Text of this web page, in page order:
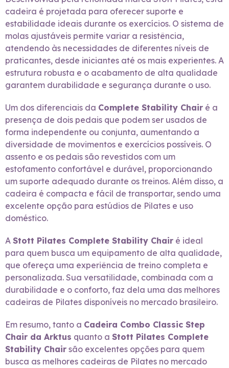
cadeira é projetada para oferecer suporte e
estabilidade ideais durante os exercícios. O sistema de
molas ajustáveis permite variar a resistência,
atendendo às necessidades de diferentes níveis de
praticantes, desde iniciantes até os mais experientes. A
estrutura robusta e o acabamento de alta qualidade
garantem durabilidade e segurança durante o uso.
Um dos diferenciais da Complete Stability Chair é a
presença de dois pedais que podem ser usados de
forma independente ou conjunta, aumentando a
diversidade de movimentos e exercícios possíveis. O
assento e os pedais são revestidos com um
estofamento confortável e durável, proporcionando
um suporte adequado durante os treinos. Além disso, a
cadeira é compacta e fácil de transportar, sendo uma
excelente opção para estúdios de Pilates e uso
doméstico.
A Stott Pilates Complete Stability Chair é ideal
para quem busca um equipamento de alta qualidade,
que ofereça uma experiência de treino completa e
personalizada. Sua versatilidade, combinada com a
durabilidade e o conforto, faz dela uma das melhores
cadeiras de Pilates disponíveis no mercado brasileiro.
Em resumo, tanto a Cadeira Combo Classic Step
Chair da Arktus quanto a Stott Pilates Complete
Stability Chair são excelentes opções para quem
busca as melhores cadeiras de Pilates no mercado